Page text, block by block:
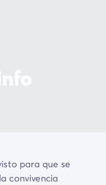
para que se
convivencia